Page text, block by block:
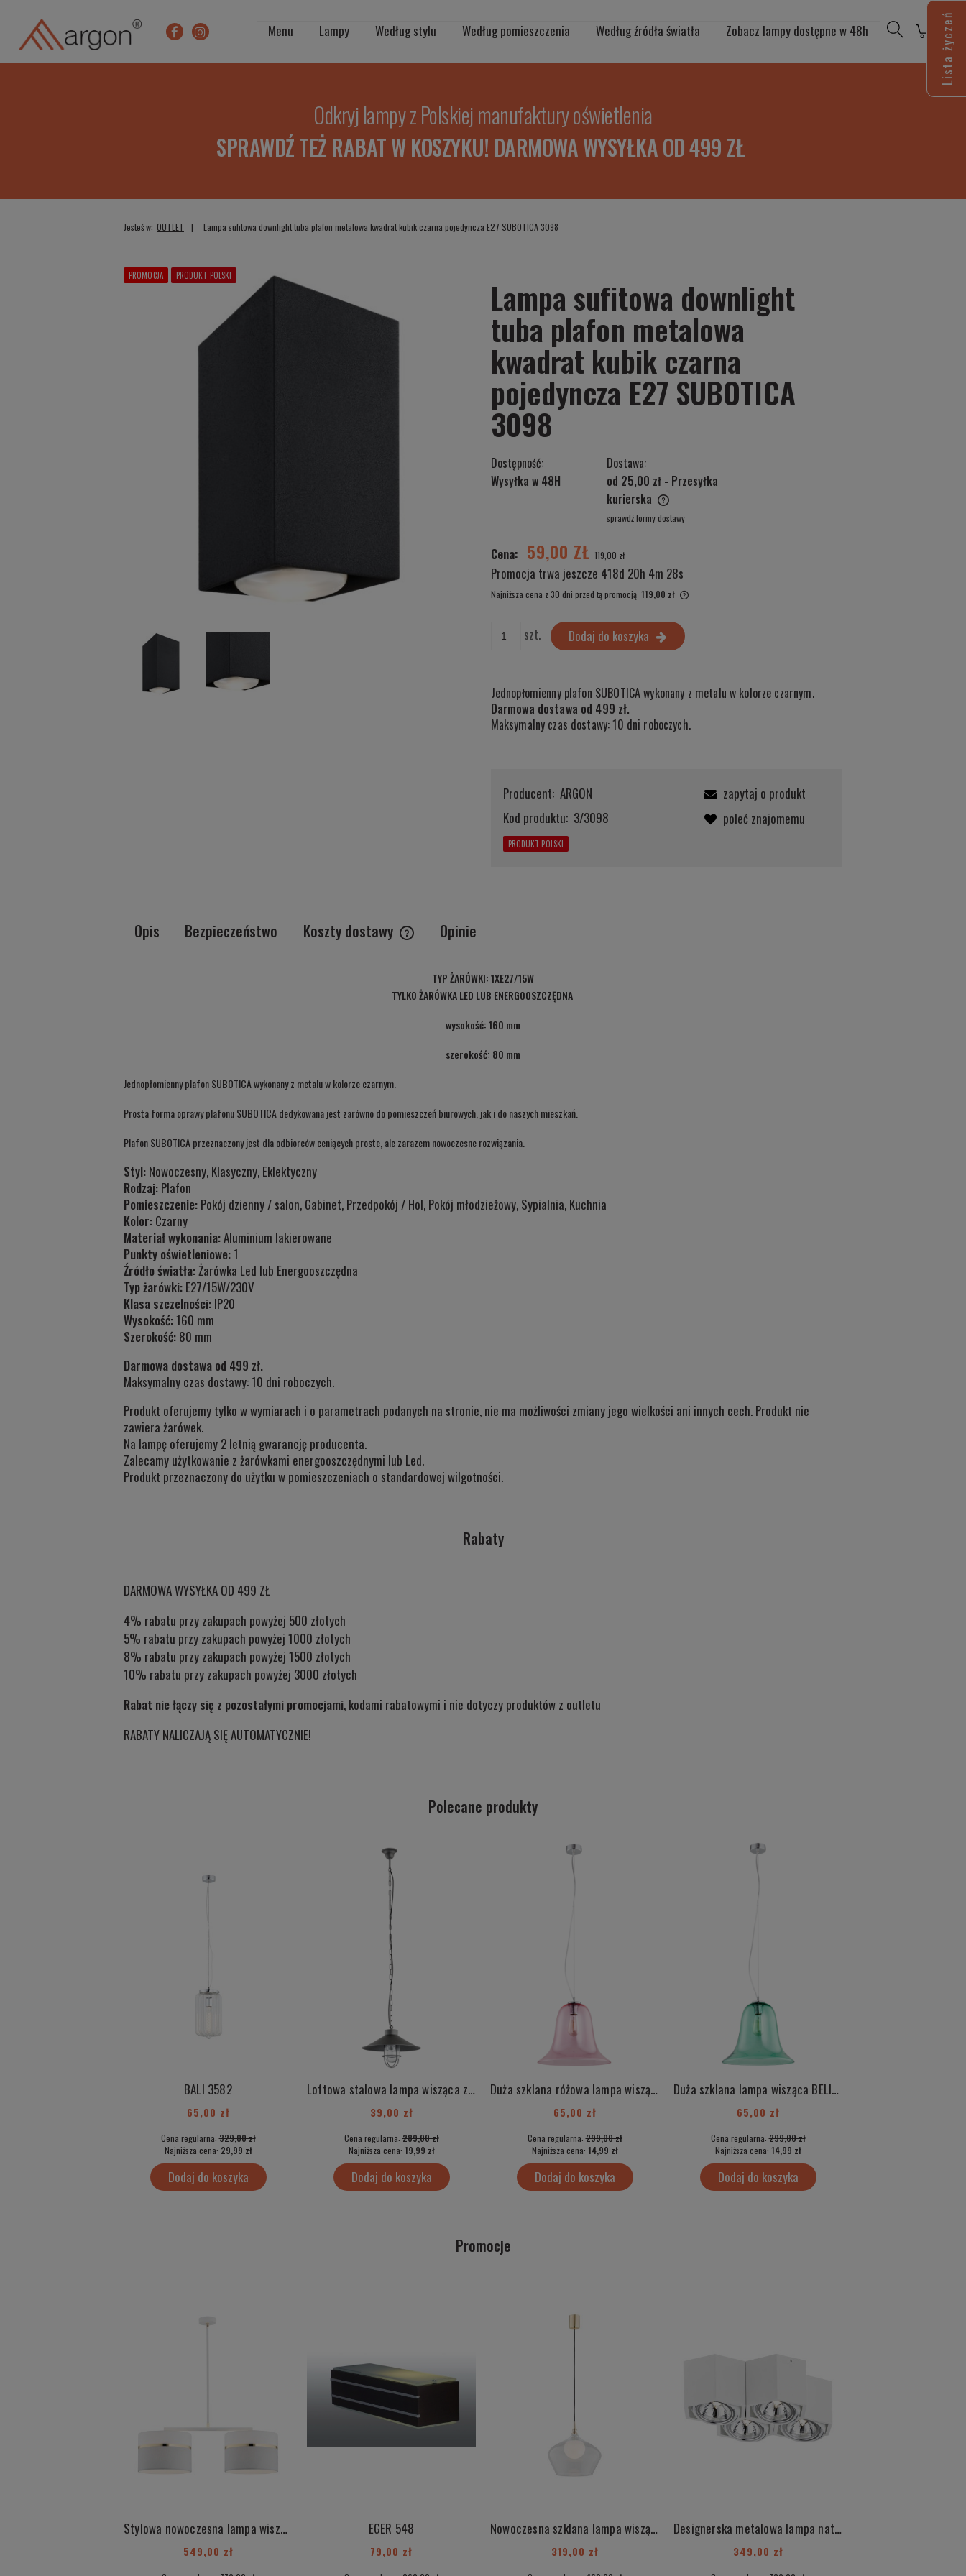
Menu Lampy Według stylu Według pomieszczenia Według źródła światła Zobacz lampy dostępne w 48h
Odkryj lampy z Polskiej manufaktury oświetlenia
SPRAWDŹ TEŻ RABAT W KOSZYKU! DARMOWA WYSYŁKA OD 499 ZŁ
Jesteś w: OUTLET Lampa sufitowa downlight tuba plafon metalowa kwadrat kubik czarna pojedyncza E27 SUBOTICA 3098
PROMOCJA PRODUKT POLSKI Lampa sufitowa downlight
tuba plafon metalowa
kwadrat kubik czarna
pojedyncza E27 SUBOTICA
3098
Dostępność:
Wysyłka w 48H
Dostawa:
od 25,00 zł - Przesyłka
kurierska
płatności
sprawdź formy dostawy
Cena: 59,00 ZŁ 119,00 zł
Promocja trwa jeszcze 418d 20h 4m 27s
Najniższa cena z 30 dni przed tą promocją: 119,00 zł
Jeżeli produkt jest sprzedawany krócej niż 30 dni,
wyświetlana jest najniższa cena od momentu, kiedy
produkt pojawił się w sprzedaży.
szt. Dodaj do koszyka
Jednopłomienny plafon SUBOTICA wykonany z metalu w kolorze czarnym.
Darmowa dostawa od 499 zł.
Maksymalny czas dostawy: 10 dni roboczych.
Producent: ARGON
Kod produktu: 3/3098
PRODUKT POLSKI
zapytaj o produkt
poleć znajomemu
Opis Bezpieczeństwo Koszty dostawy
Cena nie zawiera ewentualnych kosztów
płatności
Opinie
TYP ŻARÓWKI: 1XE27/15W
TYLKO ŻARÓWKA LED LUB ENERGOOSZCZĘDNA
wysokość: 160 mm
szerokość: 80 mm
Jednopłomienny plafon SUBOTICA wykonany z metalu w kolorze czarnym.
Prosta forma oprawy plafonu SUBOTICA dedykowana jest zarówno do pomieszczeń biurowych, jak i do naszych mieszkań.
Plafon SUBOTICA przeznaczony jest dla odbiorców ceniących proste, ale zarazem nowoczesne rozwiązania.
Styl: Nowoczesny, Klasyczny, Eklektyczny
Rodzaj: Plafon
Pomieszczenie: Pokój dzienny / salon, Gabinet, Przedpokój / Hol, Pokój młodzieżowy, Sypialnia, Kuchnia
Kolor: Czarny
Materiał wykonania:Aluminium lakierowane
Punkty oświetleniowe:1
Źródło światła:Żarówka Led lub Energooszczędna
Typ żarówki: E27/15W/230V
Klasa szczelności: IP20
Wysokość:160 mm
Szerokość: 80 mm
Darmowa dostawa od 499 zł.
Maksymalny czas dostawy: 10 dni roboczych.
Produkt oferujemy tylko w wymiarach i o parametrach podanych na stronie, nie ma możliwości zmiany jego wielkości ani innych cech. Produkt nie
zawiera żarówek.
Na lampę oferujemy 2 letnią gwarancję producenta.
Zalecamy użytkowanie z żarówkami energooszczędnymi lub Led.
Produkt przeznaczony do użytku w pomieszczeniach o standardowej wilgotności.
Rabaty
DARMOWA WYSYŁKA OD 499 ZŁ
4% rabatu przy zakupach powyżej 500 złotych
5% rabatu przy zakupach powyżej 1000 złotych
8% rabatu przy zakupach powyżej 1500 złotych
10% rabatu przy zakupach powyżej 3000 złotych
Rabat nie łączy się z pozostałymi promocjami, kodami rabatowymi i nie dotyczy produktów z outletu
RABATY NALICZAJĄ SIĘ AUTOMATYCZNIE!
Polecane produkty
BALI 3582
65,00 zł
Cena regularna:329,00 zł
Najniższa cena:29,99 zł
Dodaj do koszyka
Loftowa stalowa lampa wisząca z elementami chrom industrialna ITAKA 3729
39,00 zł
Cena regularna:289,00 zł
Najniższa cena:19,99 zł
Dodaj do koszyka
Duża szklana różowa lampa wisząca BELIZE 3714
65,00 zł
Cena regularna:299,00 zł
Najniższa cena:14,99 zł
Dodaj do koszyka
Duża szklana lampa wisząca BELIZE 3713
65,00 zł
Cena regularna:299,00 zł
Najniższa cena:14,99 zł
Dodaj do koszyka
Promocje
Stylowa nowoczesna lampa wisząca podwójny żyrandol biało szary abażur złoty dekor elementy mosiądzu KASER 901
549,00 zł
EGER 548
79,00 zł
Nowoczesna szklana lampa wisząca złote detale biała kula w środku IRUN 4268
319,00 zł
Designerska metalowa lampa natynkowa plafon biały 4 płomienny Maraba 1605
349,00 zł
Lista życzeń